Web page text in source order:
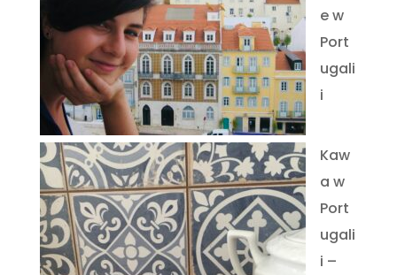
e w
Port
ugali
i
Kaw
a w
Port
ugali
i –